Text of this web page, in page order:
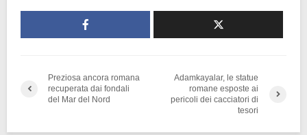
Preziosa ancora romana
recuperata dai fondali
del Mar del Nord
Adamkayalar, le statue
romane esposte ai
pericoli dei cacciatori di
tesori